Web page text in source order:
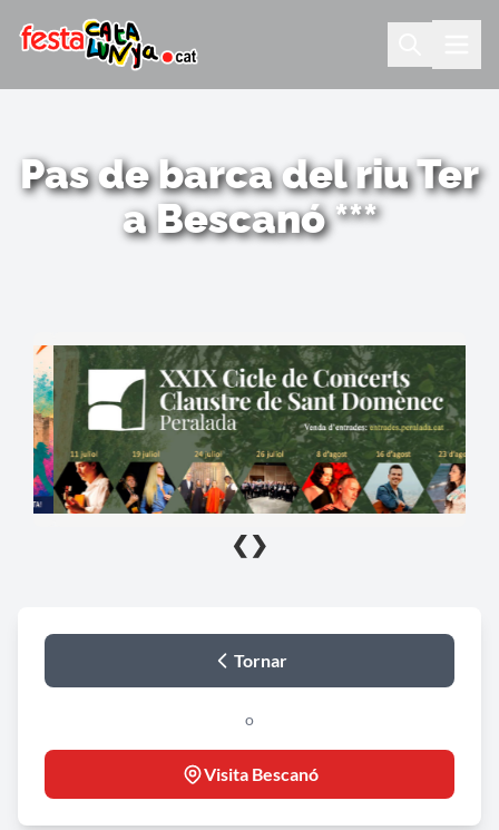
Pas de barca del riu Ter
a Bescanó ***
❮ ❯
Tornar
o
Visita Bescanó